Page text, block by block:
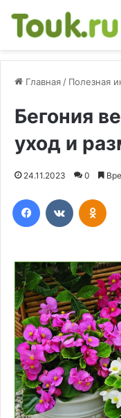
Главная / Полезная
Бегония
уход и
24.11.2023 0